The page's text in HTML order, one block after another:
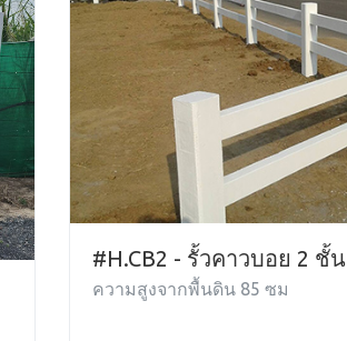
#H.CB2 - รั้วคาวบอย 2 ชั้น
ความสูงจากพื้นดิน 85 ซม